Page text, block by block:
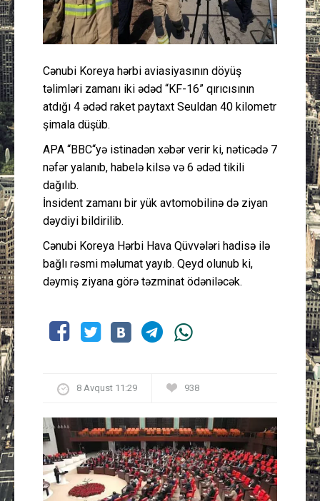
Layihə
Gündəm
Cəmiyyət
Əlaqə
Cənubi Koreya hərbi aviasiyasının döyüş
təlimləri zamanı iki ədəd “KF-16” qırıcısının
atdığı 4 ədəd raket paytaxt Seuldan 40 kilometr
şimala düşüb.
APA “BBC“yə istinadən xəbər verir ki, nəticədə 7
nəfər yalanıb, habelə kilsə və 6 ədəd tikili
dağılıb.
İnsident zamanı bir yük avtomobilinə də ziyan
dəydiyi bildirilib.
Cənubi Koreya Hərbi Hava Qüvvələri hadisə ilə
bağlı rəsmi məlumat yayıb. Qeyd olunub ki,
dəymiş ziyana görə təzminat ödəniləcək.
8 Avqust 11:29 938